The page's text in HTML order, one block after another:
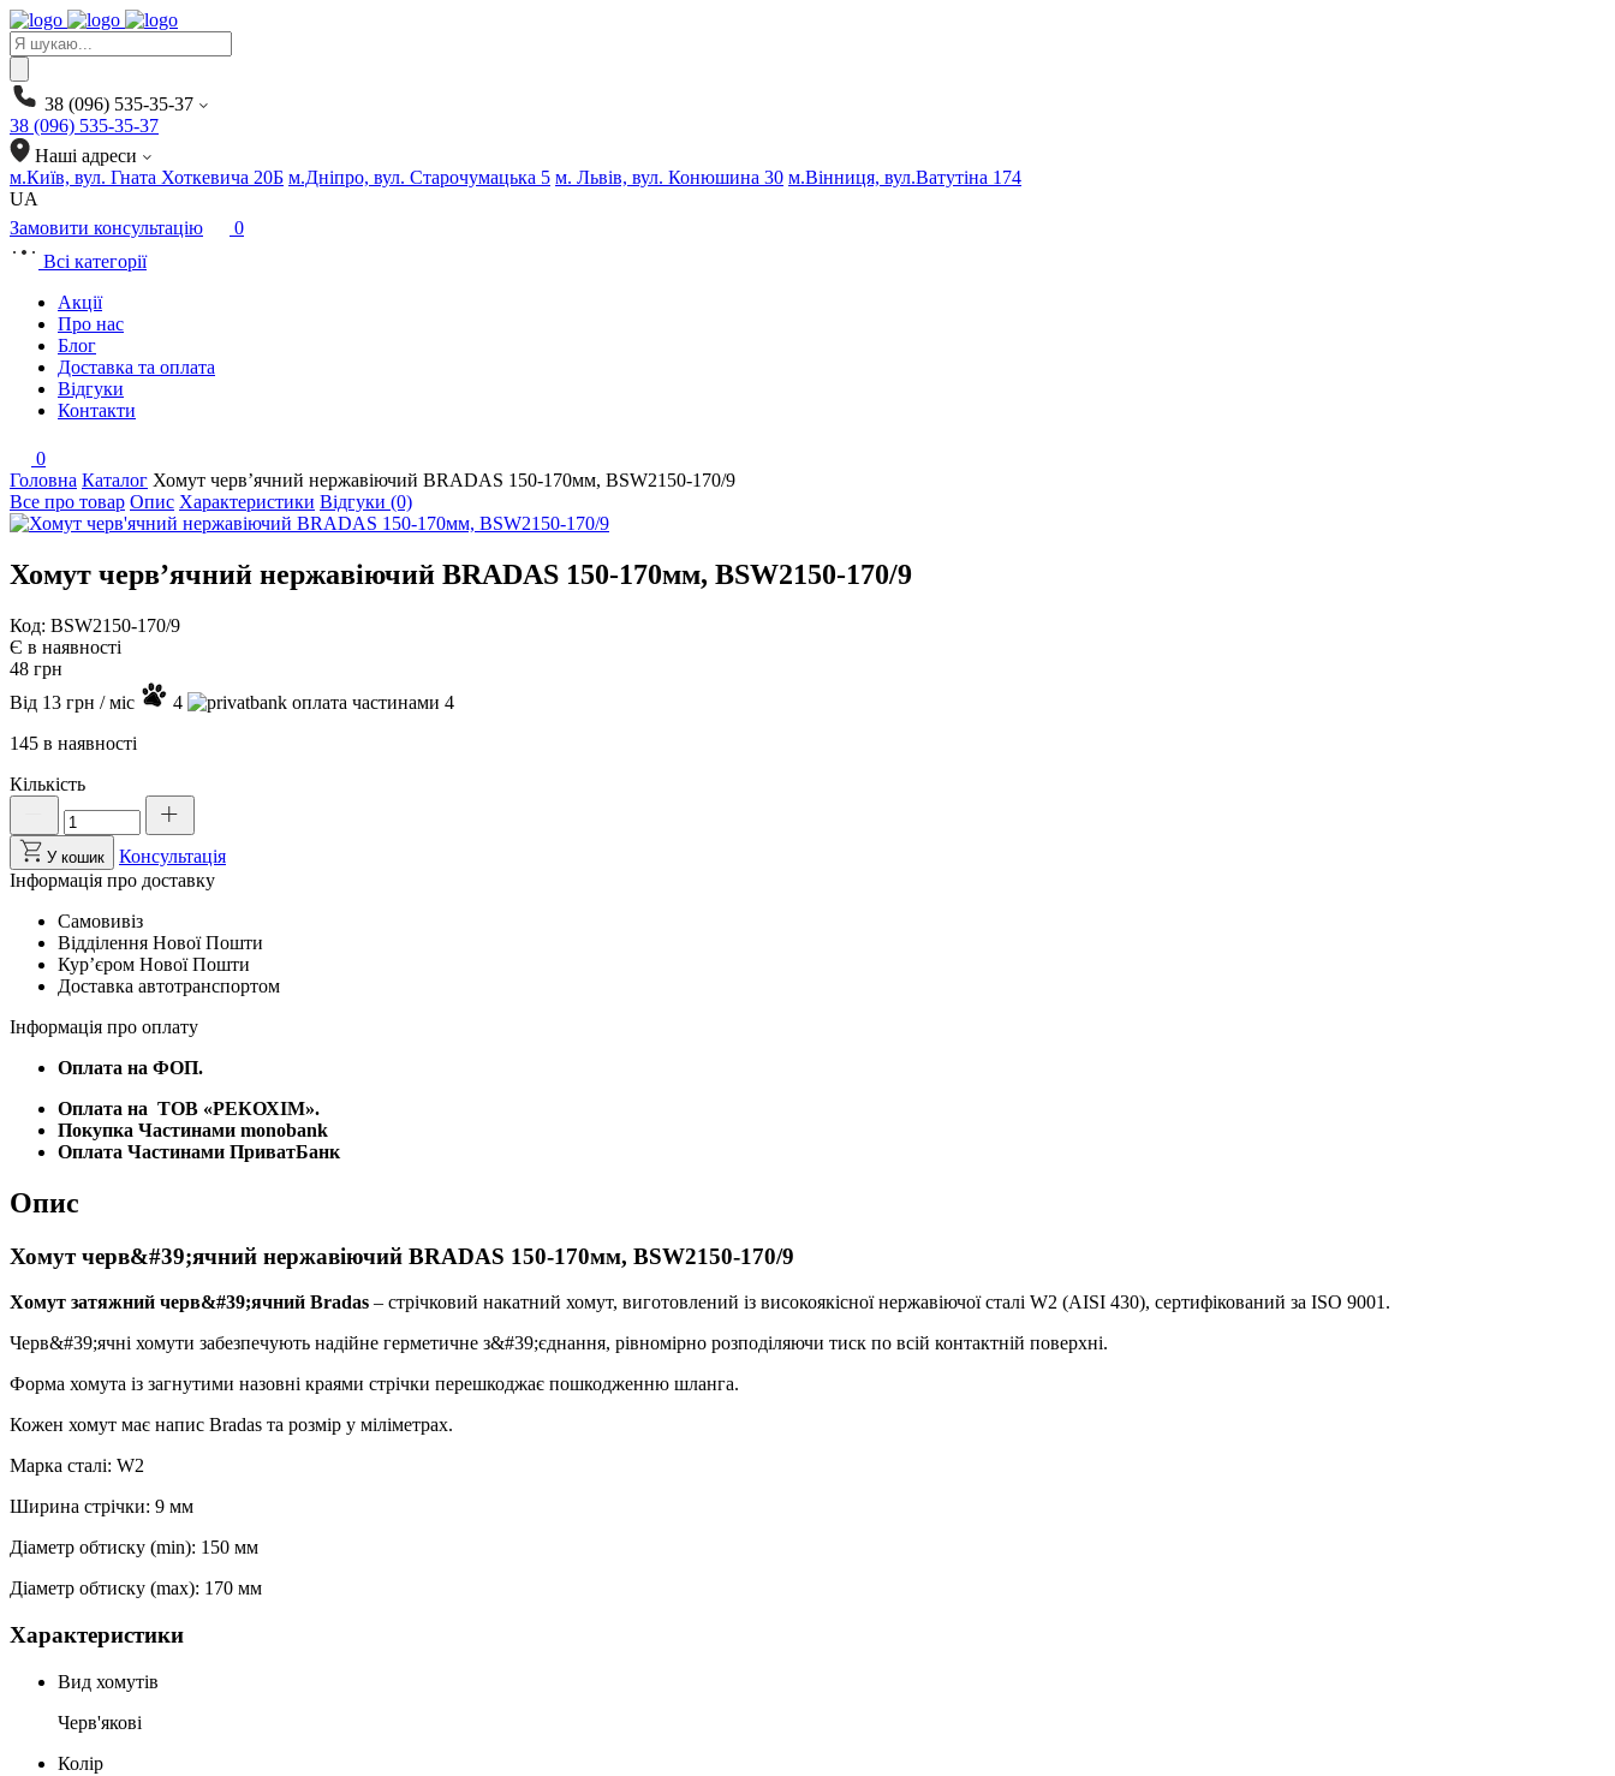
Products
search
38 (096) 535-35-37
38 (096) 535-35-37
Наші адреси
м.Київ, вул. Гната Хоткевича 20Б м.Дніпро, вул. Старочумацька 5 м. Львів, вул. Конюшина 30 м.Вінниця, вул.Ватутіна 174
UA
Замовити консультацію
0
Всі категорії
Акції
Про нас
Блог
Доставка та оплата
Відгуки
Контакти
0
Головна Каталог Хомут черв’ячний нержавіючий BRADAS 150-170мм, BSW2150-170/9
Все про товар Опис Характеристики Відгуки (0)
Хомут черв’ячний нержавіючий BRADAS 150-170мм, BSW2150-170/9
Код: BSW2150-170/9
Є в наявності
48 грн
Від 13 грн / міс 4
4
145 в наявності
Кількість
черв'ячний
нержавіючий
BRADAS
150-
170мм,
BSW2150-
170/9
кількість
У кошик
Консультація
Інформація про доставку
Самовивіз
Відділення Нової Пошти
Курʼєром Нової Пошти
Доставка автотранспортом
Інформація про оплату
Оплата на ФОП.
Оплата на ТОВ «РЕКОХІМ».
Покупка Частинами monobank
Оплата Частинами ПриватБанк
Опис
Хомут черв&#39;ячний нержавіючий BRADAS 150-170мм, BSW2150-170/9
Хомут затяжний черв&#39;ячний Bradas – стрічковий накатний хомут, виготовлений із високоякісної нержавіючої сталі W2 (AISI 430), сертифікований за ISO 9001.
Черв&#39;ячні хомути забезпечують надійне герметичне з&#39;єднання, рівномірно розподіляючи тиск по всій контактній поверхні.
Форма хомута із загнутими назовні краями стрічки перешкоджає пошкодженню шланга.
Кожен хомут має напис Bradas та розмір у міліметрах.
Марка сталі: W2
Ширина стрічки: 9 мм
Діаметр обтиску (min): 150 мм
Діаметр обтиску (max): 170 мм
Характеристики
Вид хомутів
Черв'якові
Колір